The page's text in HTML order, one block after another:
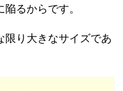
るからです。
限り大きなサイズであ